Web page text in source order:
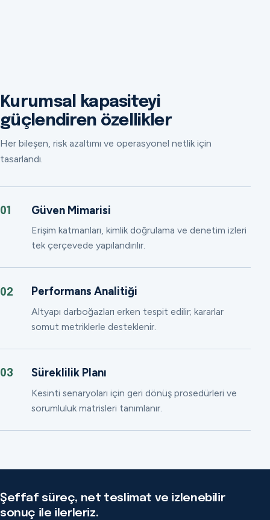
Kurumsal kapasiteyi
güçlendiren özellikler
Her bileşen, risk azaltımı ve operasyonel netlik için
tasarlandı.
01 Güven Mimarisi
Erişim katmanları, kimlik doğrulama ve denetim izleri
tek çerçevede yapılandırılır.
02 Performans Analitiği
Altyapı darboğazları erken tespit edilir; kararlar
somut metriklerle desteklenir.
03 Süreklilik Planı
Kesinti senaryoları için geri dönüş prosedürleri ve
sorumluluk matrisleri tanımlanır.
Şeffaf süreç, net teslimat ve izlenebilir
sonuç ile ilerleriz.